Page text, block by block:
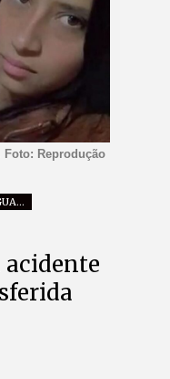
Foto: Reprodução
RIO BONITO DO IGUAÇU
acidente